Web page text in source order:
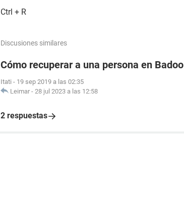
Ctrl + R
Discusiones similares
Cómo recuperar a una persona en Badoo
Itati - 19 sep 2019 a las 02:35
Leimar - 28 jul 2023 a las 12:58
2 respuestas